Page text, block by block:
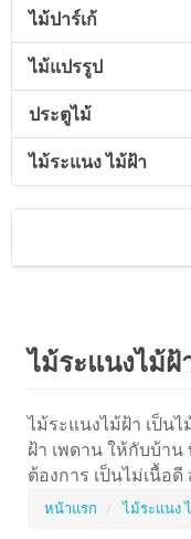
ไม้ปาร์เก้
ไม้แปรรูป
ประตูไม้
ไม้ระแนง ไม้ฝ้า
ไม้ระแนงไม้ฝ้
ไม้ระแนงไม้ฝ้า เป็น
ฝ้า เพดาน ให้กับบ้า
ต้องการ เป็นไม่เนื้อ
หน้าแรก ไม้ระแนง